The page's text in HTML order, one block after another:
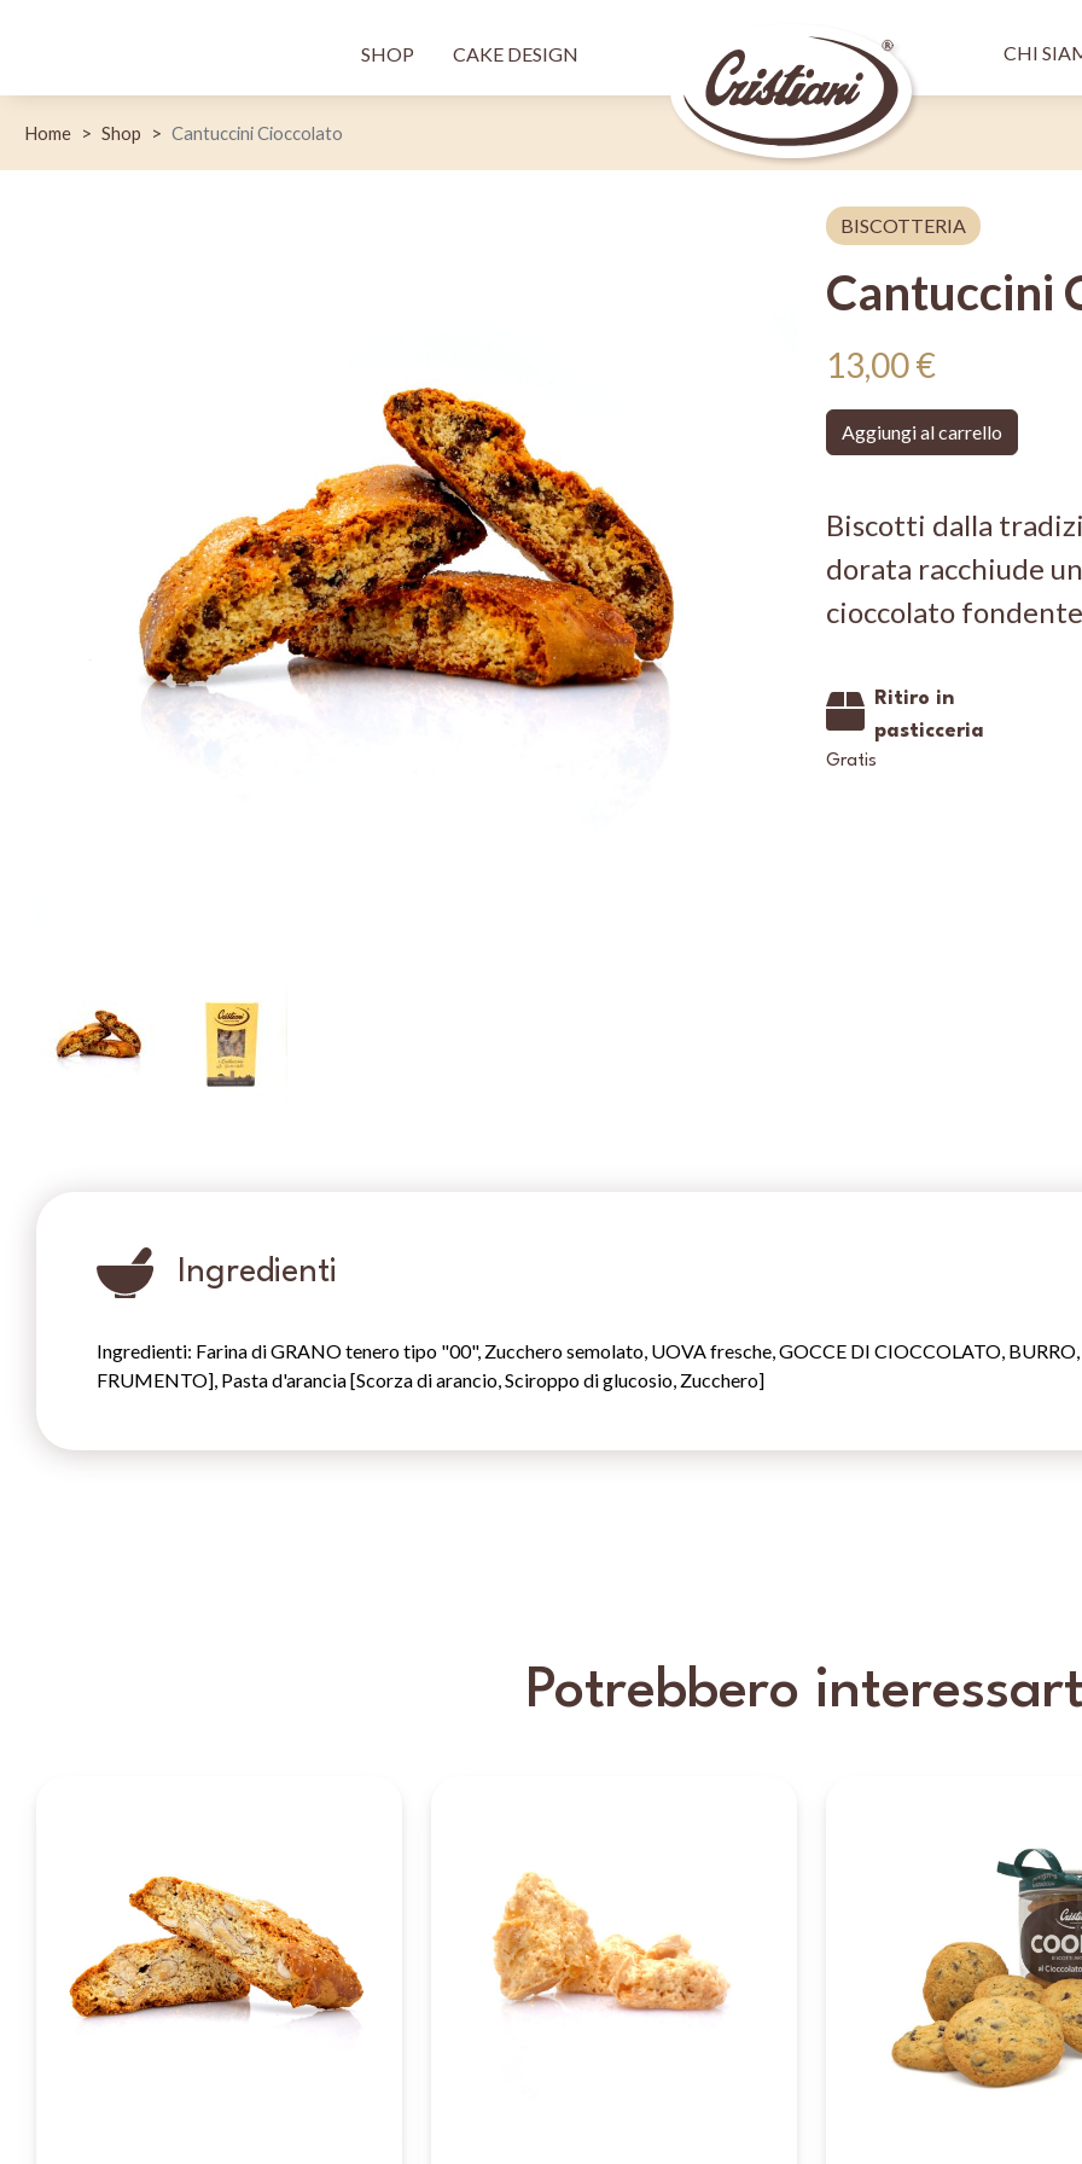
Menù principale SX
SHOP CAKE DESIGN CHI
Home Shop Cantuccini Cioccolato
BISCOTTERIA
Cantuccini
13,00 €
Aggiungi al carrello
Biscotti dalla
dorata racchiude
cioccolato
Ritiro in
pasticceria
Gratis
Ingredienti
Ingredienti: Farina di GRANO tenero tipo "00", Zucchero semolato, UOVA fresche, GOCCE DI CIOCCOLATO,
FRUMENTO], Pasta d'arancia [Scorza di arancio, Sciroppo di glucosio, Zucchero]
Potrebbero